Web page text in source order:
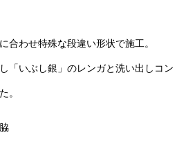
合わせ特殊な段違い形状で施工。
「いぶし銀」のレンガと洗い出しコン
。